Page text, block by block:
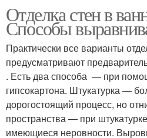
Отделка стен в
Способы
Практически все варианты
предусматривают
. Есть два способа — при
гипсокартона. Штукатурка —
дорогостоящий процесс, но
пространства — при
имеющиеся неровности.